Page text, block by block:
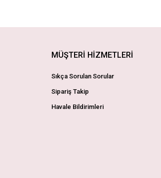
MÜŞTERİ HİZMETLERİ
Sıkça Sorulan Sorular
Sipariş Takip
Havale Bildirimleri